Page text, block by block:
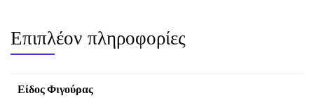
Επιπλέον πληροφορίες
Είδος Φιγούρας